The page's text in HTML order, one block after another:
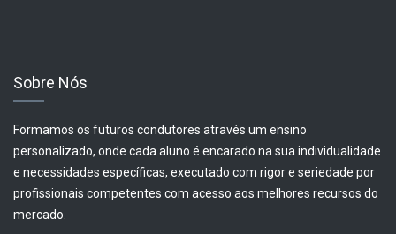
Sobre Nós
Formamos os futuros condutores através um ensino
personalizado, onde cada aluno é encarado na sua individualidade
e necessidades específicas, executado com rigor e seriedade por
profissionais competentes com acesso aos melhores recursos do
mercado.